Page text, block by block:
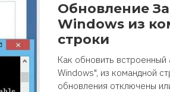
Обновление
Windows из
строки
Как обновить встроенный
Windows", из командной
обновления отключены